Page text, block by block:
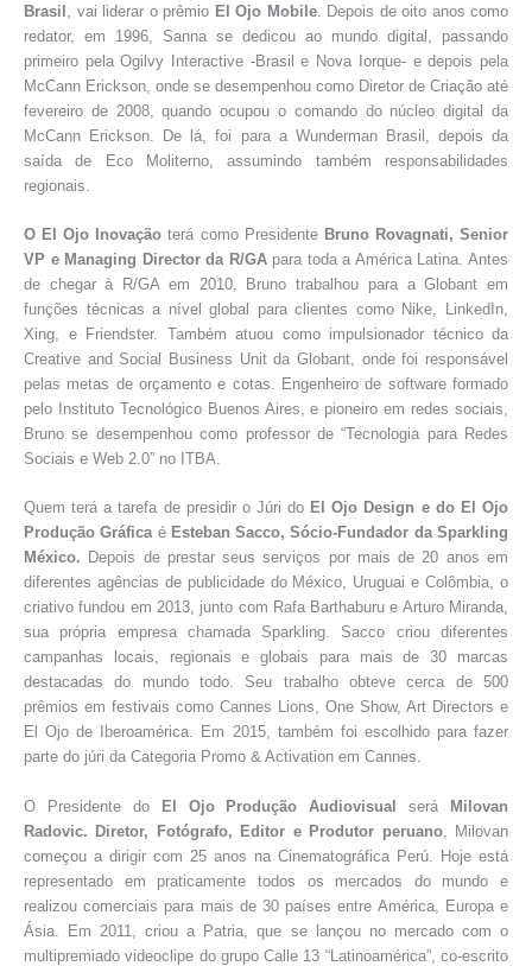
Brasil , vai liderar o prêmio El Ojo Mobile. Depois de oito anos como
redator, em 1996, Sanna se dedicou ao mundo digital, passando
primeiro pela Ogilvy Interactive -Brasil e Nova Iorque- e depois pela
McCann Erickson, onde se desempenhou como Diretor de Criação até
fevereiro de 2008, quando ocupou o comando do núcleo digital da
McCann Erickson. De lá, foi para a Wunderman Brasil, depois da
saída de Eco Moliterno, assumindo também responsabilidades
regionais.
O El Ojo Inovação terá como Presidente Bruno Rovagnati, Senior
VP e Managing Director da R/GApara toda a América Latina. Antes
de chegar à R/GA em 2010, Bruno trabalhou para a Globant em
funções técnicas a nível global para clientes como Nike, LinkedIn,
Xing, e Friendster. Também atuou como impulsionador técnico da
Creative and Social Business Unit da Globant, onde foi responsável
pelas metas de orçamento e cotas. Engenheiro de software formado
pelo Instituto Tecnológico Buenos Aires, e pioneiro em redes sociais,
Bruno se desempenhou como professor de “Tecnologia para Redes
Sociais e Web 2.0” no ITBA.
Quem terá a tarefa de presidir o Júri do El Ojo Design e do El Ojo
Produção Gráficaé Esteban Sacco, Sócio-Fundador da Sparkling
México. Depois de prestar seus serviços por mais de 20 anos em
diferentes agências de publicidade do México, Uruguai e Colômbia, o
criativo fundou em 2013, junto com Rafa Barthaburu e Arturo Miranda,
sua própria empresa chamada Sparkling. Sacco criou diferentes
campanhas locais, regionais e globais para mais de 30 marcas
destacadas do mundo todo. Seu trabalho obteve cerca de 500
prêmios em festivais como Cannes Lions, One Show, Art Directors e
El Ojo de Iberoamérica. Em 2015, também foi escolhido para fazer
parte do júri da Categoria Promo & Activation em Cannes.
O Presidente do El Ojo Produção Audiovisual será
Milovan
Radovic. Diretor, Fotógrafo, Editor e Produtor peruano, Milovan
começou a dirigir com 25 anos na Cinematográfica Perú. Hoje está
representado em praticamente todos os mercados do mundo e
realizou comerciais para mais de 30 países entre América, Europa e
Ásia. Em 2011, criou a Patria, que se lançou no mercado com o
multipremiado videoclipe do grupo Calle 13 “Latinoamérica”, co-escrito